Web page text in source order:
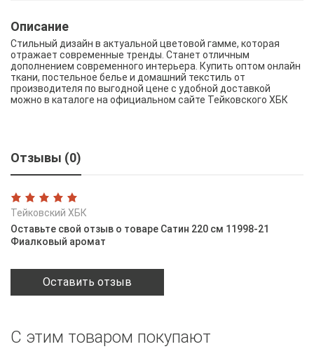
Описание
Стильный дизайн в актуальной цветовой гамме, которая
отражает современные тренды. Станет отличным
дополнением современного интерьера. Купить оптом онлайн
ткани, постельное белье и домашний текстиль от
производителя по выгодной цене с удобной доставкой
можно в каталоге на официальном сайте Тейковского ХБК
Отзывы (0)
Тейковский ХБК
Оставьте свой отзыв о товаре Сатин 220 см 11998-21
Фиалковый аромат
Оставить отзыв
С этим товаром покупают